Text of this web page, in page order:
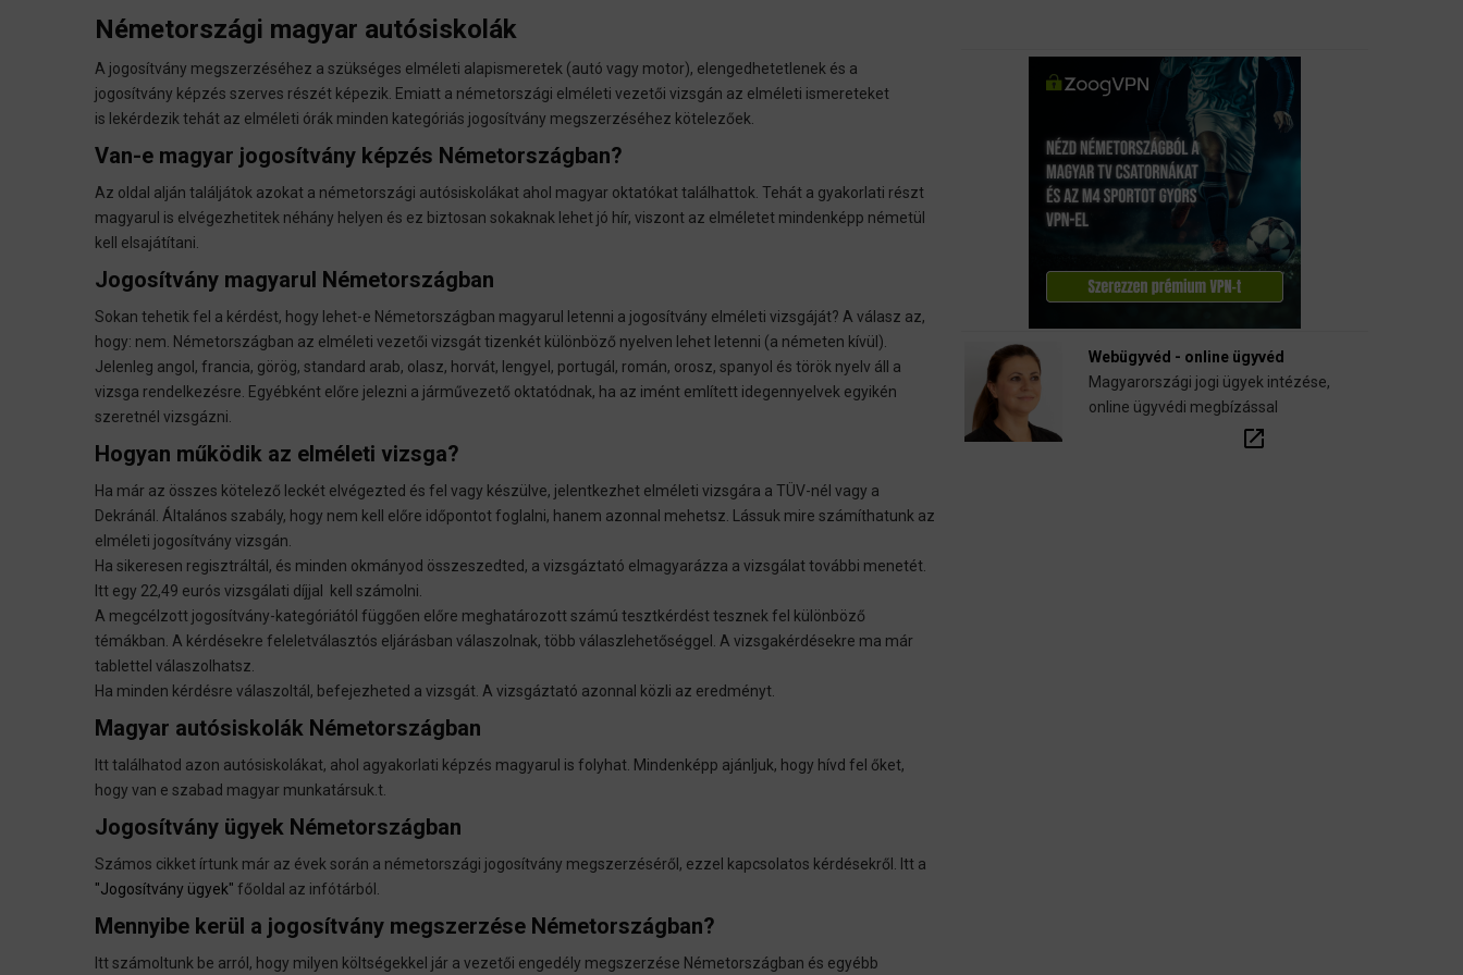
Németországi magyar autósiskolák
A jogosítvány megszerzéséhez a szükséges elméleti alapismeretek (autó vagy motor), elengedhetetlenek és a
jogosítvány képzés szerves részét képezik. Emiatt a németországi elméleti vezetői vizsgán az elméleti ismereteket
is lekérdezik tehát az elméleti órák minden kategóriás jogosítvány megszerzéséhez kötelezőek.
Van-e magyar jogosítvány képzés Németországban?
Az oldal alján találjátok azokat a németországi autósiskolákat ahol magyar oktatókat találhattok. Tehát a gyakorlati részt
magyarul is elvégezhetitek néhány helyen és ez biztosan sokaknak lehet jó hír, viszont az elméletet mindenképp németül
kell elsajátítani.
Jogosítvány magyarul Németországban
Sokan tehetik fel a kérdést, hogy lehet-e Németországban magyarul letenni a jogosítvány elméleti vizsgáját? A válasz az,
hogy: nem. Németországban az elméleti vezetői vizsgát tizenkét különböző nyelven lehet letenni (a németen kívül).
Jelenleg angol, francia, görög, standard arab, olasz, horvát, lengyel, portugál, román, orosz, spanyol és török ​​nyelv áll a
vizsga rendelkezésre. Egyébként előre jelezni a járművezető oktatódnak, ha az imént említett idegennyelvek egyikén
szeretnél vizsgázni.
Hogyan működik az elméleti vizsga?
Ha már az összes kötelező leckét elvégezted és fel vagy készülve, jelentkezhet elméleti vizsgára a TÜV-nél vagy a
Dekránál. Általános szabály, hogy nem kell előre időpontot foglalni, hanem azonnal mehetsz. Lássuk mire számíthatunk az
elméleti jogosítvány vizsgán.
Ha sikeresen regisztráltál, és minden okmányod összeszedted, a vizsgáztató elmagyarázza a vizsgálat további menetét.
Itt egy 22,49 eurós vizsgálati díjjal kell számolni.
A megcélzott jogosítvány-kategóriától függően előre meghatározott számú tesztkérdést tesznek fel különböző
témákban. A kérdésekre feleletválasztós eljárásban válaszolnak, több válaszlehetőséggel. A vizsgakérdésekre ma már
tablettel válaszolhatsz.
Ha minden kérdésre válaszoltál, befejezheted a vizsgát. A vizsgáztató azonnal közli az eredményt.
Magyar autósiskolák Németországban
Itt találhatod azon autósiskolákat, ahol agyakorlati képzés magyarul is folyhat. Mindenképp ajánljuk, hogy hívd fel őket,
hogy van e szabad magyar munkatársuk.t.
Jogosítvány ügyek Németországban
Számos cikket írtunk már az évek során a németországi jogosítvány megszerzéséről, ezzel kapcsolatos kérdésekről. Itt a
"Jogosítvány ügyek" főoldal az infótárból.
Mennyibe kerül a jogosítvány megszerzése Németországban?
Itt számoltunk be arról, hogy milyen költségekkel jár a vezetői engedély megszerzése Németországban és egyébb
Webügyvéd - online ügyvéd
Magyarországi jogi ügyek intézése,
online ügyvédi megbízással
open_in_new